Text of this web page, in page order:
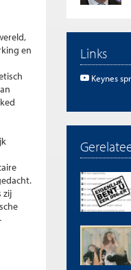
en
zij
Links
Keynes